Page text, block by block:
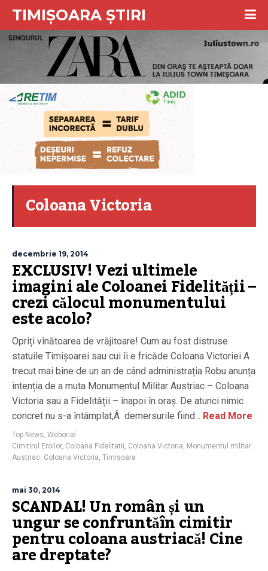
TIMIȘOARA ȘTIRI
Coloana Victoria
decembrie 19, 2014
EXCLUSIV! Vezi ultimele
imagini ale Coloanei Fidelității –
crezi călocul monumentului
este acolo?
Opriți vînătoarea de vrăjitoare! Cum au fost distruse
statuile Timișoarei sau cui îi e fricăde Coloana Victoriei A
trecut mai bine de un an de când administrația Robu anunța
intenția de a muta Monumentul Militar Austriac – Coloana
Victoria sau a Fidelității – înapoi în oraș. De atunci nimic
concret nu s-a întâmplat,Â demersurile fiind... Read More
Top News, Weborial
Cimitirul Eroilor, Coloana Fidelitatii, Coloana Victoria, Monumentul militar
Austriac. Coloana Victoria, Timisoara
mai 30, 2014
SCANDAL! Un român și un
ungur se confruntăîn cimitir
pentru coloana austriacă! Cine
are dreptate?